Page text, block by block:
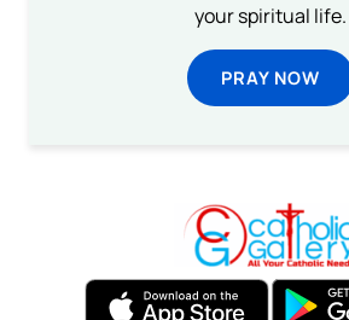
your spiritual life.
PRAY NOW